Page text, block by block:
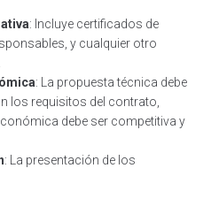
: Incluye certificados de
y cualquier otro
: La propuesta técnica debe
los requisitos del contrato,
debe ser competitiva y
: La presentación de los